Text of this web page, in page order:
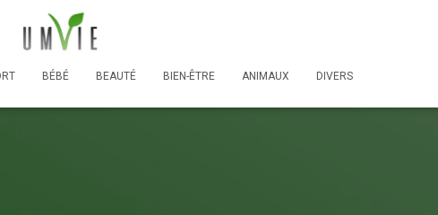
BÉBÉ BEAUTÉ BIEN-ÊTRE ANIMAUX DIVERS